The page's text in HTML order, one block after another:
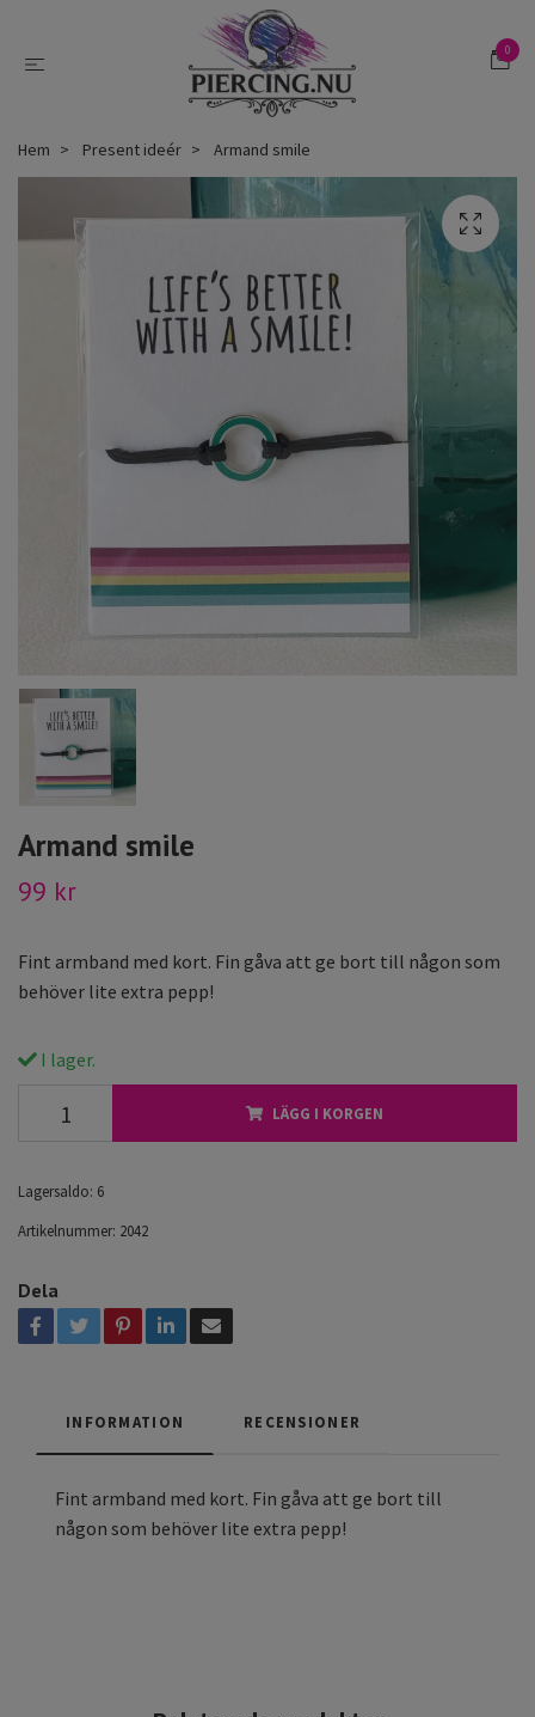
0
Hem Present ideér Armand smile
Armand smile
99 kr
Fint armband med kort. Fin gåva att ge bort till någon som
behöver lite extra pepp!
I lager.
LÄGG I KORGEN
Lagersaldo: 6
Artikelnummer: 2042
Dela
INFORMATION RECENSIONER
Fint armband med kort. Fin gåva att ge bort till
någon som behöver lite extra pepp!